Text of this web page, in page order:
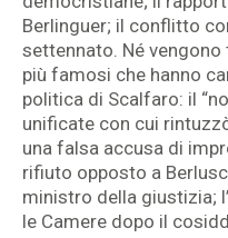
Berlinguer; il conflitto
settennato. Né
più famosi che hanno
politica di Scalfaro: il
unificate con cui
una falsa accusa di
rifiuto opposto a
ministro della giustizia;
le Camere dopo il